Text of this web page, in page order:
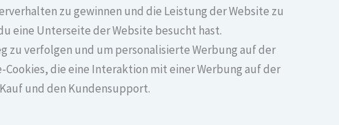
zu gewinnen und die Leistung der Website zu
eine Unterseite der Website besucht hast.
zu verfolgen und um personalisierte Werbung auf der
Cookies, die eine Interaktion mit einer Werbung auf der
und den Kundensupport.